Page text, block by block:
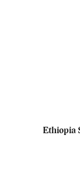
Ethiopia